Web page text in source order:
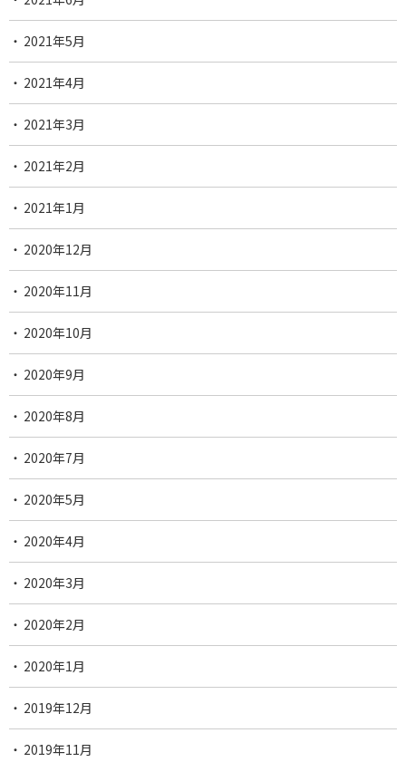
2021年5月
2021年4月
2021年3月
2021年2月
2021年1月
2020年12月
2020年11月
2020年10月
2020年9月
2020年8月
2020年7月
2020年5月
2020年4月
2020年3月
2020年2月
2020年1月
2019年12月
2019年11月